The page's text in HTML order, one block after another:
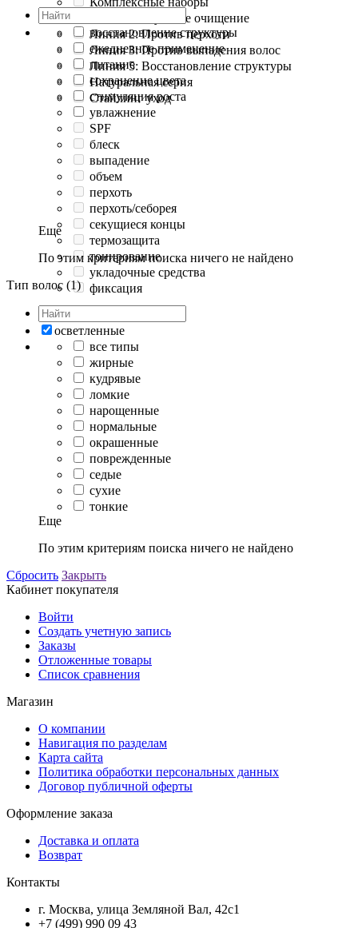
Линия 1: Глубокое очищение
Линия 2: Против перхоти
Линия 3: Против выпадения волос
Линия 5: Восстановление структуры
Натуральная серия
Стайлинг уход
восстановление структуры
ежедневное применение
питание
сохранение цвета
стимуляция роста
увлажнение
SPF
блеск
выпадение
объем
перхоть
перхоть/себорея
секущиеся концы
термозащита
тонирование
укладочные средства
фиксация
Еще
По этим критериям поиска ничего не найдено
Тип волос (1)
осветленные
все типы
жирные
кудрявые
ломкие
нарощенные
нормальные
окрашенные
поврежденные
седые
сухие
тонкие
Еще
По этим критериям поиска ничего не найдено
Сбросить Закрыть
Кабинет покупателя
Войти
Создать учетную запись
Заказы
Отложенные товары
Список сравнения
Магазин
О компании
Навигация по разделам
Карта сайта
Политика обработки персональных данных
Договор публичной оферты
Оформление заказа
Доставка и оплата
Возврат
Контакты
г. Москва, улица Земляной Вал, 42с1
+7 (499) 990 09 43